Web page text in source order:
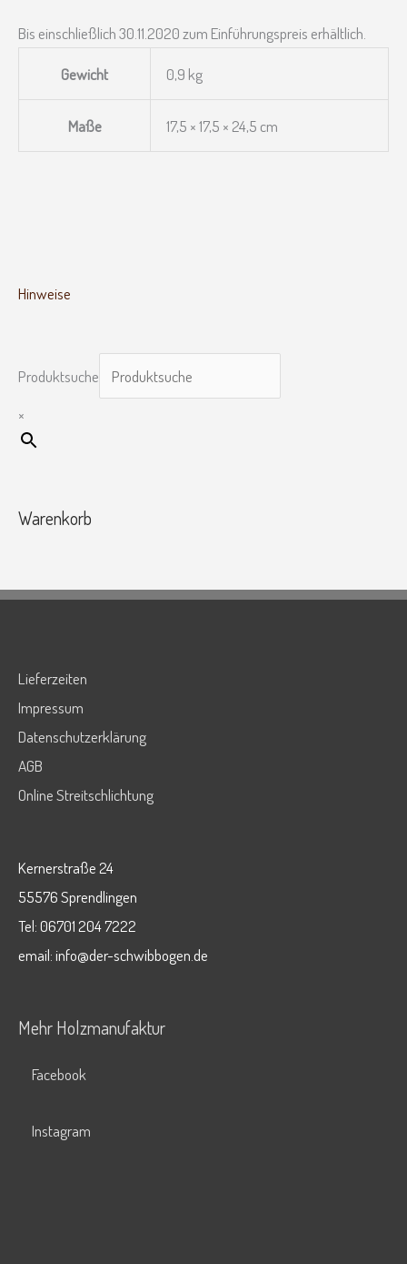
Bis einschließlich 30.11.2020 zum Einführungspreis erhältlich.
Gewicht 0,9 kg
Maße 17,5 × 17,5 × 24,5 cm
Hinweise
Produktsuche
×
Warenkorb
Lieferzeiten
Impressum
Datenschutzerklärung
AGB
Online Streitschlichtung
Kernerstraße 24
55576 Sprendlingen
Tel: 06701 204 7222
email: info@der-schwibbogen.de
Mehr Holzmanufaktur
Facebook
Instagram